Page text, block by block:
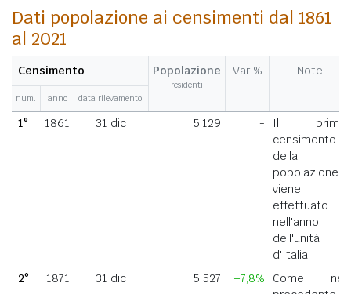
Dati popolazione ai censimenti dal 1861
al 2021
Censimento Popolazione
residenti
Var % Note
num. anno data rilevamento
1° 1861 31 dic 5.129 -
Il primo
censimento
della
popolazione
viene
effettuato
nell'anno
dell'unità
d'Italia.
2°
1871 31 dic 5.527 +7,8%
Come nel